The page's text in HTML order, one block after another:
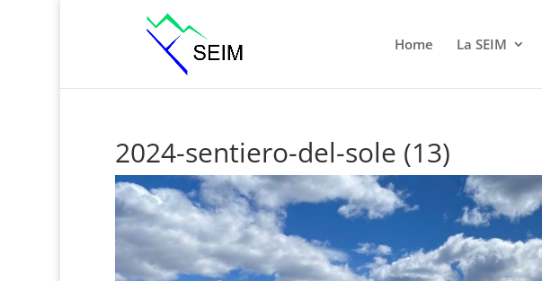
Home La SEIM
2024-sentiero-del-sole (13)